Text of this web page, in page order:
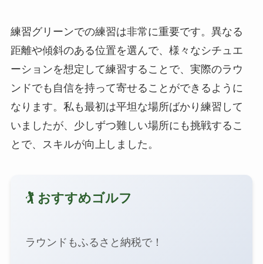
練習グリーンでの練習は非常に重要です。異なる
距離や傾斜のある位置を選んで、様々なシチュエ
ーションを想定して練習することで、実際のラウ
ンドでも自信を持って寄せることができるように
なります。私も最初は平坦な場所ばかり練習して
いましたが、少しずつ難しい場所にも挑戦するこ
とで、スキルが向上しました。
🏌️ おすすめゴルフ
ラウンドもふるさと納税で！